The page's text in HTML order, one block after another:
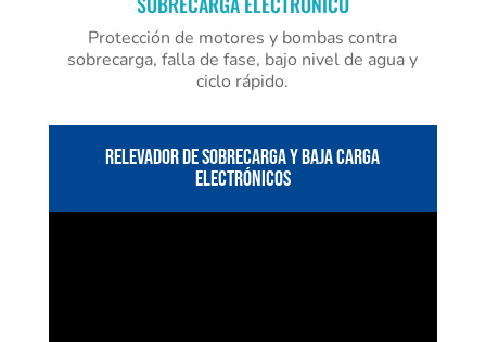
Protección de motores y bombas contra
sobrecarga, falla de fase, bajo nivel de agua y
ciclo rápido.
RELEVADOR DE SOBRECARGA Y BAJA CARGA
ELECTRÓNICOS